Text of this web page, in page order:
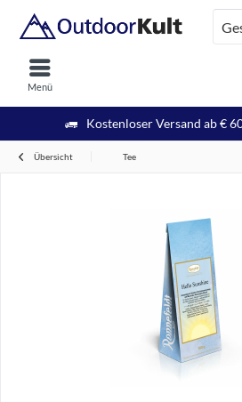
Kostenloser Versand ab €
Menü
Übersicht Tee